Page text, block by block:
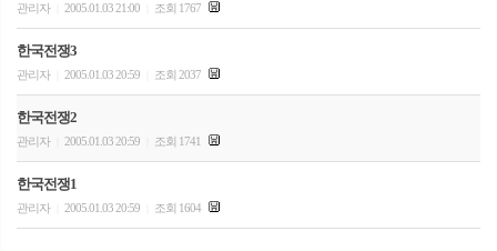
관리자 2005.01.03 21:00 조회 1767
한국전쟁3
관리자 2005.01.03 20:59 조회 2037
한국전쟁2
관리자 2005.01.03 20:59 조회 1741
한국전쟁1
관리자 2005.01.03 20:59 조회 1604